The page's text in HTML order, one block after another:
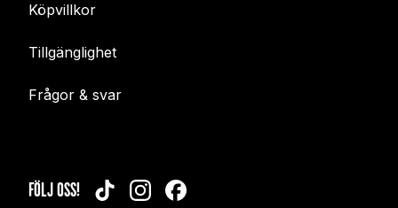
Köpvillkor
Tillgänglighet
Frågor & svar
FÖLJ OSS! TIKTOKINSTAGRAMFACEBOOK